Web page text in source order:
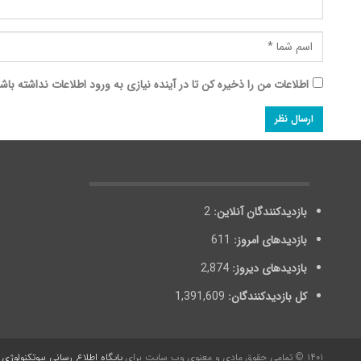
اطلاعات من را ذخیره کن تا در آینده نیازی به ورود اطلاعات نداشته
بازدیدکنندگان آنلاین: 2
بازدیدهای امروز: 611
بازدیدهای دیروز: 2,874
کل بازدیدکنند‌گان: 1,391,609
۱۴۰۱ © تمامی حقوق مادی و معنوی وب سایت برای پایگاه اطلاع رسانی بیوتکنولوژی